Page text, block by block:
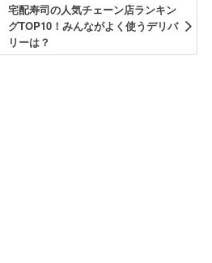
宅配寿司の人気チェーン店ランキン
グTOP10！みんながよく使うデリバ
リーは？